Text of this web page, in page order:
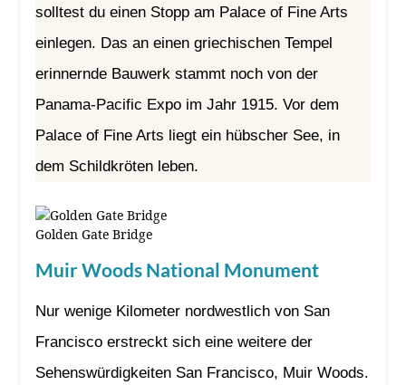
solltest du einen Stopp am Palace of Fine Arts
einlegen. Das an einen griechischen Tempel
erinnernde Bauwerk stammt noch von der
Panama-Pacific Expo im Jahr 1915. Vor dem
Palace of Fine Arts liegt ein hübscher See, in
dem Schildkröten leben.
Golden Gate Bridge
Muir Woods National Monument
Nur wenige Kilometer nordwestlich von San
Francisco erstreckt sich eine weitere der
Sehenswürdigkeiten San Francisco, Muir Woods.